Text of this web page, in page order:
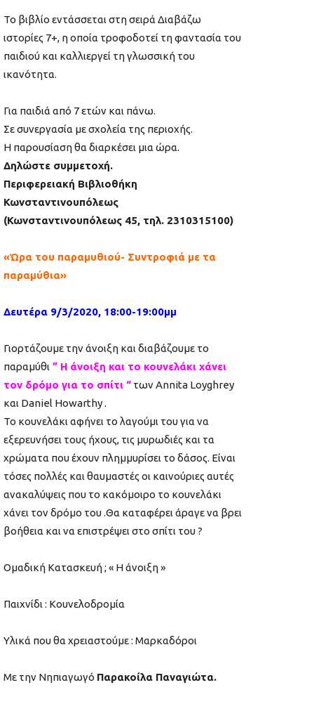
Το βιβλίο εντάσσεται στη σειρά Διαβάζω
ιστορίες 7+, η οποία τροφοδοτεί τη φαντασία του
παιδιού και καλλιεργεί τη γλωσσική του
ικανότητα.
Για παιδιά από 7 ετών και πάνω.
Σε συνεργασία με σχολεία της περιοχής.
Η παρουσίαση θα διαρκέσει μια ώρα.
Δηλώστε συμμετοχή.
Περιφερειακή Βιβλιοθήκη
Κωνσταντινουπόλεως
(Κωνσταντινουπόλεως 45, τηλ. 2310315100)
«Ώρα του παραμυθιού- Συντροφιά με τα
παραμύθια»
Δευτέρα 9/3/2020, 18:00-19:00μμ
Γιορτάζουμε την άνοιξη και διαβάζουμε το
παραμύθι ” Η άνοιξη και το κουνελάκι χάνει
τον δρόμο για το σπίτι “ τωνAnnita Loyghrey
και Daniel Howarthy.
Το κουνελάκι αφήνει το λαγούμι του για να
εξερευνήσει τους ήχους, τις μυρωδιές και τα
χρώματα που έχουν πλημμυρίσει το δάσος. Είναι
τόσες πολλές και θαυμαστές οι καινούριες αυτές
ανακαλύψεις που το κακόμοιρο το κουνελάκι
χάνει τον δρόμο του .Θα καταφέρει άραγε να βρει
βοήθεια και να επιστρέψει στο σπίτι του ?
Ομαδική Κατασκευή;« Η άνοιξη »
Παιχνίδι : Κουνελοδρομία
Υλικά που θα χρειαστούμε : Mαρκαδόροι
Με την Νηπιαγωγό Παρακοίλα Παναγιώτα.